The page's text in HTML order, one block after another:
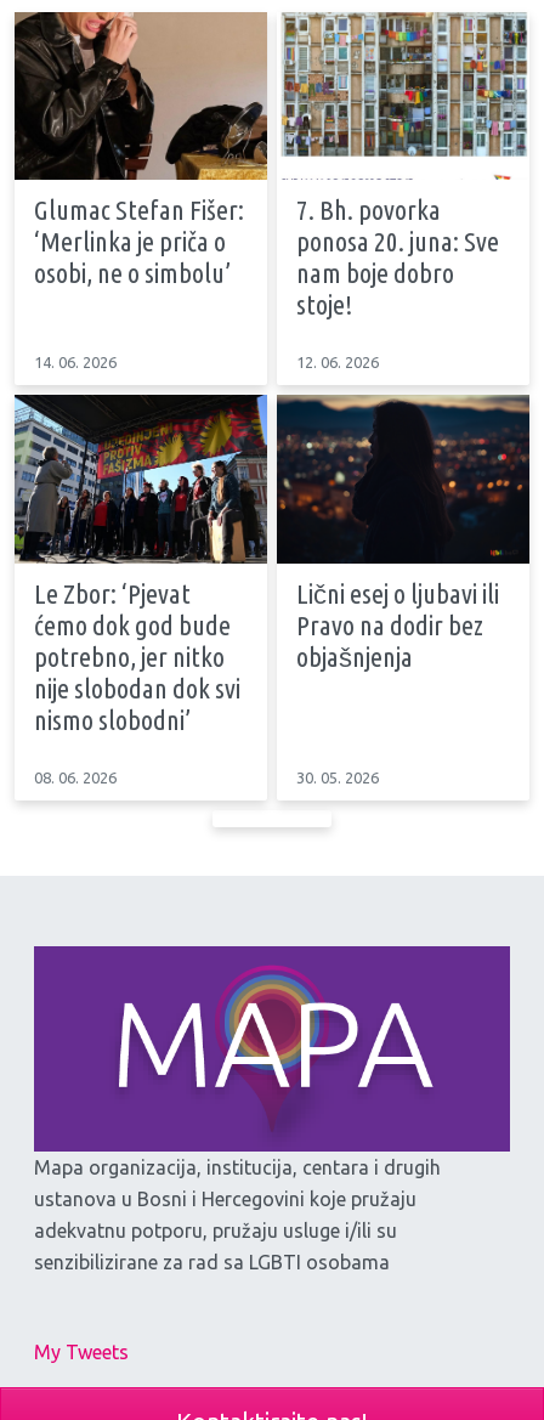
Glumac Stefan Fišer:
‘Merlinka je priča o
osobi, ne o simbolu’
14. 06. 2026
7. Bh. povorka
ponosa 20. juna: Sve
nam boje dobro
stoje!
12. 06. 2026
Le Zbor: ‘Pjevat
ćemo dok god bude
potrebno, jer nitko
nije slobodan dok svi
nismo slobodni’
08. 06. 2026
Lični esej o ljubavi ili
Pravo na dodir bez
objašnjenja
30. 05. 2026
Mapa organizacija, institucija, centara i drugih
ustanova u Bosni i Hercegovini koje pružaju
adekvatnu potporu, pružaju usluge i/ili su
senzibilizirane za rad sa LGBTI osobama
My Tweets